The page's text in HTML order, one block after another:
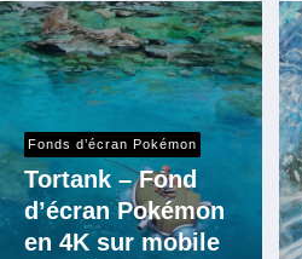
Fonds d’écran Pokémon
Tortank – Fond
d’écran Pokémon
en 4K sur mobile